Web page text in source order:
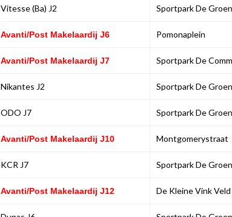
Vitesse (Ba) J2 Sportpark De
Avanti/Post Makelaardij J6 Pomonaplein
Avanti/Post Makelaardij J7 Sportpark De
Nikantes J2 Sportpark De
ODO J7 Sportpark De
Avanti/Post Makelaardij J10 Montgomerystraat
KCR J7 Sportpark De
Avanti/Post Makelaardij J12 De Kleine Vink Veld